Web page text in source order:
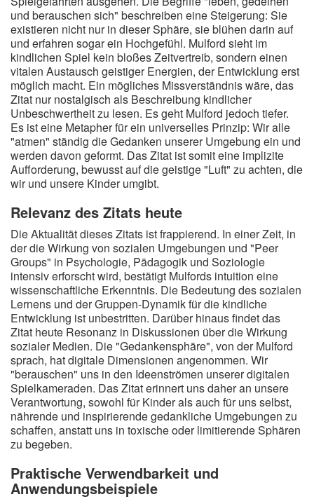
und berauschen sich" beschreiben eine Steigerung: Sie
existieren nicht nur in dieser Sphäre, sie blühen darin auf
und erfahren sogar ein Hochgefühl. Mulford sieht im
kindlichen Spiel kein bloßes Zeitvertreib, sondern einen
vitalen Austausch geistiger Energien, der Entwicklung erst
möglich macht. Ein mögliches Missverständnis wäre, das
Zitat nur nostalgisch als Beschreibung kindlicher
Unbeschwertheit zu lesen. Es geht Mulford jedoch tiefer.
Es ist eine Metapher für ein universelles Prinzip: Wir alle
"atmen" ständig die Gedanken unserer Umgebung ein und
werden davon geformt. Das Zitat ist somit eine implizite
Aufforderung, bewusst auf die geistige "Luft" zu achten, die
wir und unsere Kinder umgibt.
Relevanz des Zitats heute
Die Aktualität dieses Zitats ist frappierend. In einer Zeit, in
der die Wirkung von sozialen Umgebungen und "Peer
Groups" in Psychologie, Pädagogik und Soziologie
intensiv erforscht wird, bestätigt Mulfords intuition eine
wissenschaftliche Erkenntnis. Die Bedeutung des sozialen
Lernens und der Gruppen-Dynamik für die kindliche
Entwicklung ist unbestritten. Darüber hinaus findet das
Zitat heute Resonanz in Diskussionen über die Wirkung
sozialer Medien. Die "Gedankensphäre", von der Mulford
sprach, hat digitale Dimensionen angenommen. Wir
"berauschen" uns in den Ideenströmen unserer digitalen
Spielkameraden. Das Zitat erinnert uns daher an unsere
Verantwortung, sowohl für Kinder als auch für uns selbst,
nährende und inspirierende gedankliche Umgebungen zu
schaffen, anstatt uns in toxische oder limitierende Sphären
zu begeben.
Praktische Verwendbarkeit und
Anwendungsbeispiele